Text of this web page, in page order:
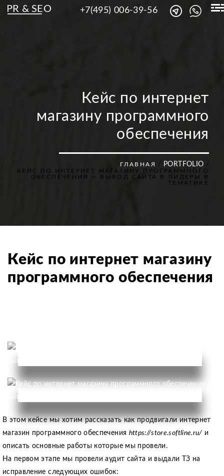
PR & SEO +7(495) 006-39-56
Кейс по интернет
магазину программного
обеспечения
ГЛАВНАЯ / PORTFOLIO /
КЕЙС ПО ИНТЕРНЕТ МАГАЗИНУ ПРОГРАММНОГО
ОБЕСПЕЧЕНИЯ — ВЫВОД САЙТА В ЛИДЕРЫ В
ТЕМАТИКЕ
Кейс по интернет магазину
программного обеспечения
В этом кейсе мы хотим рассказать как продвигали интернет
магазин программного обеспечения https://store.softline.ru/ и
описать основные работы которые мы провели.
На первом этапе мы провели аудит сайта и выдали ТЗ на
исправление следующих ошибок: